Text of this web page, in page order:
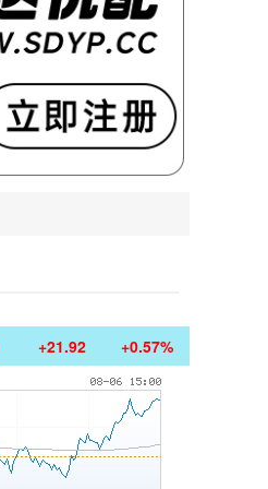
+21.92 +0.57%